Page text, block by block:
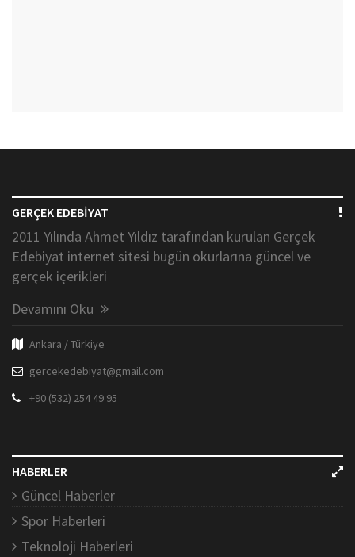
GERÇEK EDEBİYAT
2011 Yılında Ahmet Yıldız tarafından kurulan Gerçek
Edebiyat internet sitesi bugün okurlarına güncel ve
gerçek içerikleri
Devamını Oku
Ankara / Türkiye
gercekedebiyat@gmail.com
+90 (532) 254 49 95
HABERLER
Güncel Haberler
Spor Haberleri
Teknoloji Haberleri